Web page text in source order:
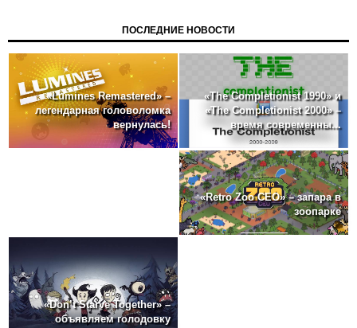
ПОСЛЕДНИЕ НОВОСТИ
«Lumines Remastered» –
легендарная головоломка
вернулась!
«The Completionist 1990» и
«The Completionist 2000» –
время современны...
«Retro Zoo CEO» – запара в
зоопарке
«Don’t Starve Together» –
объявляем голодовку